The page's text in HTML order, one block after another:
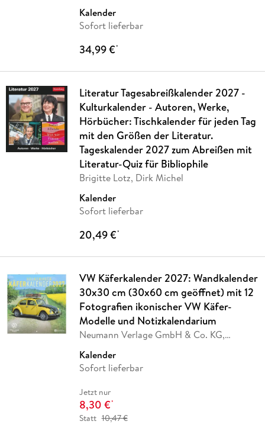
Kalender
Sofort lieferbar
34,99 €*
Literatur Tagesabreißkalender 2027 -
Kulturkalender - Autoren, Werke,
Hörbücher: Tischkalender für jeden Tag
mit den Größen der Literatur.
Tageskalender 2027 zum Abreißen mit
Literatur-Quiz für Bibliophile
Brigitte Lotz, Dirk Michel
Kalender
Sofort lieferbar
20,49 €*
VW Käferkalender 2027: Wandkalender
30x30 cm (30x60 cm geöffnet) mit 12
Fotografien ikonischer VW Käfer-
Modelle und Notizkalendarium
Neumann Verlage GmbH & Co. KG,
Kalender
Sofort lieferbar
Jetzt nur
8,30 €*
Statt 10,47 €